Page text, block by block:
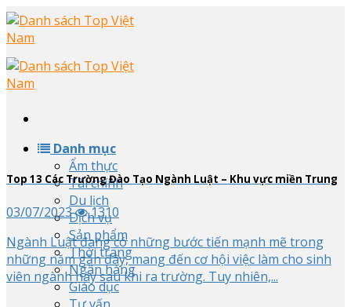
Skip
to
content
Danh mục
Ẩm thực
Tài chính
Du lịch
Dịch vụ
Sản phẩm
Thời trang
Ngân hàng
Giáo dục
Top 13 Các Trường Đào Tạo Ngành Luật – Khu vực miền Trung
03/07/2023
1310
Ngành Luật đang có những bước tiến mạnh mẽ trong
những năm gần đây, mang đến cơ hội việc làm cho sinh
viên ngành này sau khi ra trường. Tuy nhiên,...